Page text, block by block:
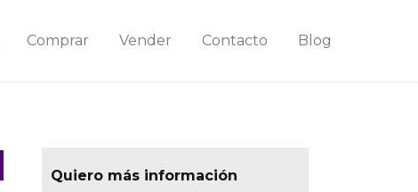
Comprar Vender Contacto Blog
Quiero más información